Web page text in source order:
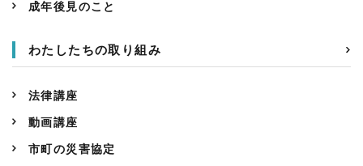
成年後見のこと
わたしたちの取り組み
法律講座
動画講座
市町の災害協定